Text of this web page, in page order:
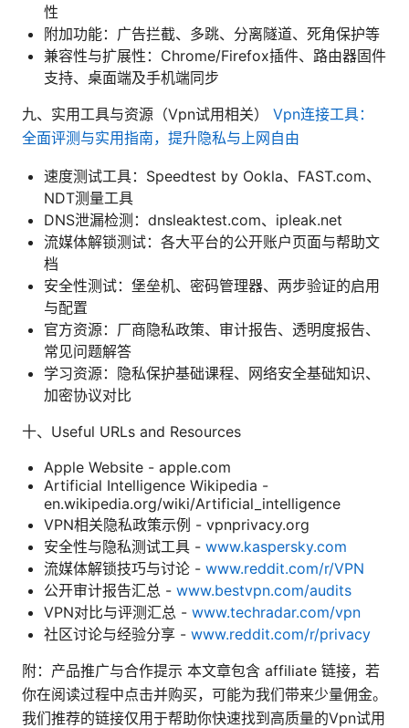
性
附加功能：广告拦截、多跳、分离隧道、死角保护等
兼容性与扩展性：Chrome/Firefox插件、路由器固件
支持、桌面端及手机端同步
九、实用工具与资源（Vpn试用相关） Vpn连接工具：
全面评测与实用指南，提升隐私与上网自由
速度测试工具：Speedtest by Ookla、FAST.com、
NDT测量工具
DNS泄漏检测：dnsleaktest.com、ipleak.net
流媒体解锁测试：各大平台的公开账户页面与帮助文
档
安全性测试：堡垒机、密码管理器、两步验证的启用
与配置
官方资源：厂商隐私政策、审计报告、透明度报告、
常见问题解答
学习资源：隐私保护基础课程、网络安全基础知识、
加密协议对比
十、Useful URLs and Resources
Apple Website - apple.com
Artificial Intelligence Wikipedia -
en.wikipedia.org/wiki/Artificial_intelligence
VPN相关隐私政策示例 - vpnprivacy.org
安全性与隐私测试工具 - www.kaspersky.com
流媒体解锁技巧与讨论 - www.reddit.com/r/VPN
公开审计报告汇总 - www.bestvpn.com/audits
VPN对比与评测汇总 - www.techradar.com/vpn
社区讨论与经验分享 - www.reddit.com/r/privacy
附：产品推广与合作提示 本文章包含 affiliate 链接，若
你在阅读过程中点击并购买，可能为我们带来少量佣金。
我们推荐的链接仅用于帮助你快速找到高质量的Vpn试用